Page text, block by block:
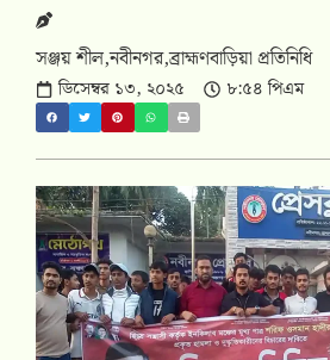
সঞ্জয় শীল,নবীনগর,ব্রাহ্মণবাড়িয়া প্রতিনিধি
ডিসেম্বর ১৩, ২০২৫ ৮:৫৪ পিএম